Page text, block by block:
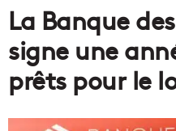
La Banque
signe une
prêts pour le